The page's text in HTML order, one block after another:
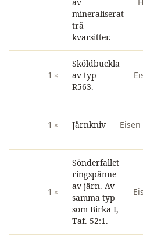
mineraliserat
trä
kvarsitter.
1
Sköldbuckla
av typ
R563.
1 Järnkniv Eisen
1
Sönderfallet
ringspänne
av järn. Av
samma typ
som Birka I,
Taf. 52:1.